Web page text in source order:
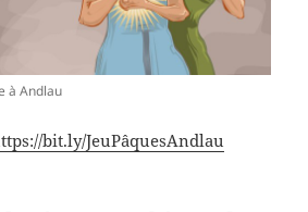
à Andlau
bit.ly/JeuPâquesAndlau